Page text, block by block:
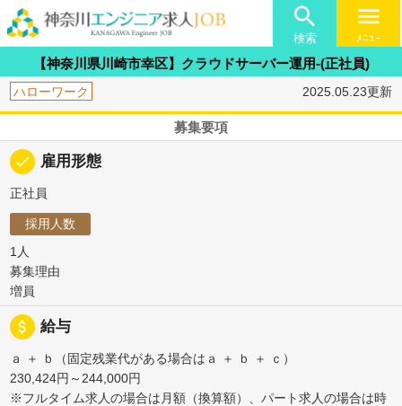

検索
menu
ﾒﾆｭｰ
【神奈川県川崎市幸区】クラウドサーバー運用-(正社員)
ハローワーク 2025.05.23更新
募集要項
done 雇用形態
正社員
採用人数
1人
募集理由
増員
attach_money 給与
ａ ＋ ｂ（固定残業代がある場合はａ ＋ ｂ ＋ ｃ）
230,424円～244,000円
※フルタイム求人の場合は月額（換算額）、パート求人の場合は時